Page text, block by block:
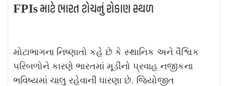
FPIs માટે ભારત ટોચનું રોકાણ સ્થળ
મોટાભાગના નિષ્ણાતો કહે છે કે સ્થાનિક અને વૈશ્વિક
પરિબળોને કારણે ભારતમાં મૂડીનો પ્રવાહ નજીકના
ભવિષ્યમાં ચાલુ રહેવાની ધારણા છે. જિયોજીત